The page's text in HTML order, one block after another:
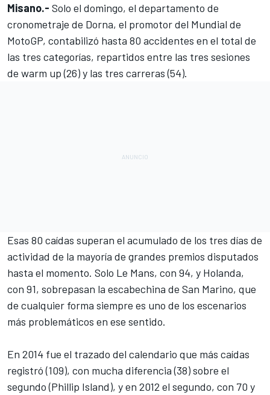
Misano.- Solo el domingo, el departamento de
cronometraje de Dorna, el promotor del Mundial de
MotoGP, contabilizó hasta 80 accidentes en el total de
las tres categorías, repartidos entre las tres sesiones
de warm up (26) y las tres carreras (54).
Esas 80 caídas superan el acumulado de los tres días de
actividad de la mayoría de grandes premios disputados
hasta el momento. Solo Le Mans, con 94, y Holanda,
con 91, sobrepasan la escabechina de San Marino, que
de cualquier forma siempre es uno de los escenarios
más problemáticos en ese sentido.
En 2014 fue el trazado del calendario que más caídas
registró (109), con mucha diferencia (38) sobre el
segundo (Phillip Island), y en 2012 el segundo, con 70 y